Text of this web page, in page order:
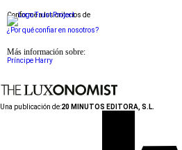
Conforme a los criterios de
¿Por qué confiar en nosotros?
Más información sobre:
Príncipe Harry
Una publicación de:20 MINUTOS EDITORA, S.L.